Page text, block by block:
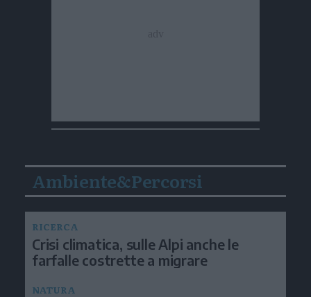
Ambiente&Percorsi
RICERCA
Crisi climatica, sulle Alpi anche le
farfalle costrette a migrare
NATURA